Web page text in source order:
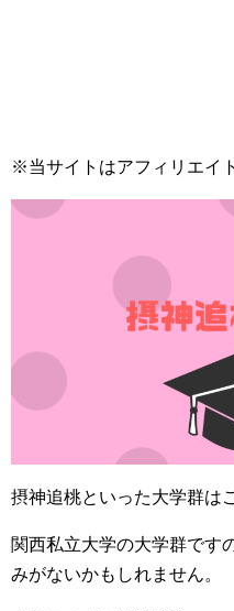
※当サイトはアフィリエイ
摂神追桃といった大学群は
関西私立大学の大学群です
みがないかもしれません。